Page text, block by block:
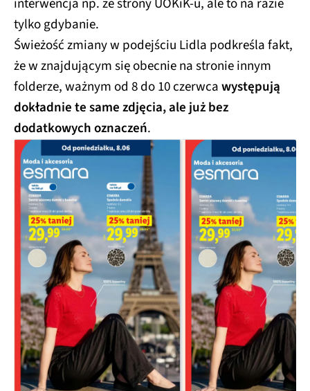
interwencja np. ze strony UOKiK-u, ale to na razie
tylko gdybanie.
Świeżość zmiany w podejściu Lidla podkreśla fakt,
że w znajdującym się obecnie na stronie innym
folderze, ważnym od 8 do 10 czerwcawystępują
dokładnie te same zdjęcia, ale już bez
dodatkowych oznaczeń.